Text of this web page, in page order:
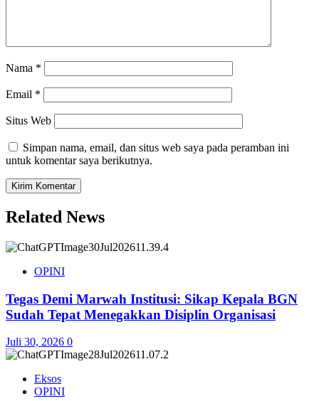
Nama *
Email *
Situs Web
Simpan nama, email, dan situs web saya pada peramban ini
untuk komentar saya berikutnya.
Related News
OPINI
Tegas Demi Marwah Institusi: Sikap Kepala BGN
Sudah Tepat Menegakkan Disiplin Organisasi
Juli 30, 2026 0
Eksos
OPINI